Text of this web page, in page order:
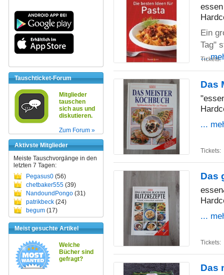
Tauschticket-Forum
Mitglieder
tauschen
sich aus und
diskutieren.
Zum Forum »
Aktivste Mitglieder
Meiste Tauschvorgänge in den
letzten 7 Tagen:
Pegasus0 (56)
chetbaker555 (39)
NandoundPongo (31)
patrikbeck (24)
begum (17)
Meist gesuchte Artikel
Welche
Bücher sind
gefragt?
Ein
Tag"
...
Tickets:
Das
...
Tickets:
Das
...
Tickets:
Das